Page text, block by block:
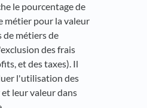
le pourcentage de
métier pour la valeur
de métiers de
des frais
et des taxes). Il
l'utilisation des
leur valeur dans